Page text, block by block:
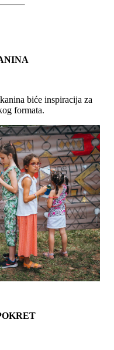
biće inspiracija za
formata.